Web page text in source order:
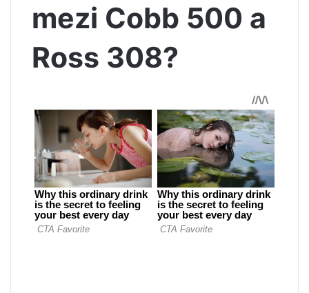
mezi Cobb 500 a
Ross 308?